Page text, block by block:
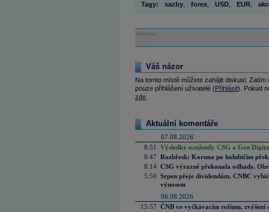
Tagy: sazby forex USD EUR
Reklama
Váš názor
Na tomto místě můžete zahájit diskusi.
pouze přihlášení uživatelé (Přihlásit). Pokud
zde
Aktuální komentáře
07.08.2026
8:51
Výsledky oznámily CSG a Gen
8:47 Rozbřesk: Koruna po holubičím
8:14 CSG výrazně překonala odhady.
5:50 Srpen přeje dividendám. CNBC
výnosem
06.08.2026
15:57 ČNB ve vyčkávacím režimu, zvýšení